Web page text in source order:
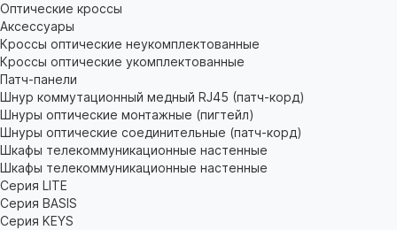
Оптические кроссы
Аксессуары
Кроссы оптические неукомплектованные
Кроссы оптические укомплектованные
Патч-панели
Шнур коммутационный медный RJ45 (патч-корд)
Шнуры оптические монтажные (пигтейл)
Шнуры оптические соединительные (патч-корд)
Шкафы телекоммуникационные настенные
Шкафы телекоммуникационные настенные
Cерия LITE
Cерия BASIS
Cерия KEYS